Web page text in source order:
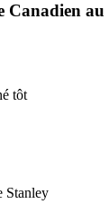
Canadien
tôt
Stanley